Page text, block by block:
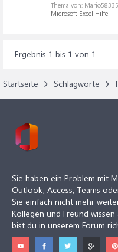
Thema von:
Microsoft Excel Hilfe
Ergebnis 1 bis 1 von 1
Startseite Schlagworte
Sie haben ein Problem mit
Outlook, Access, Teams
Sie einfach nicht mehr
Kollegen und Freund wissen
bist du in unserem Forum